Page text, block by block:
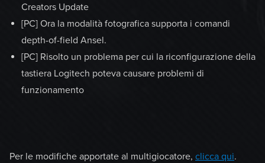
Creators Update
[PC] Ora la modalità fotografica supporta i comandi
depth-of-field Ansel.
[PC] Risolto un problema per cui la riconfigurazione della
tastiera Logitech poteva causare problemi di
funzionamento
Per le modifiche apportate al multigiocatore, clicca qui.